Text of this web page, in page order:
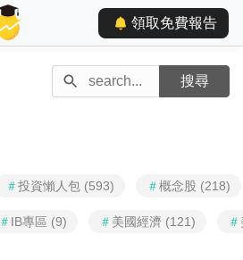
領取免費報告
＃投資懶人包 (593) ＃概念股 (218)
＃ IB專區 (9) ＃ 美國經濟 (121) ＃